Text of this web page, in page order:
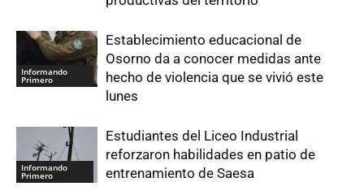
Informando
Primero
Establecimiento educacional de
Osorno da a conocer medidas ante
hecho de violencia que se vivió este
lunes
Informando
Primero
Estudiantes del Liceo Industrial
reforzaron habilidades en patio de
entrenamiento de Saesa